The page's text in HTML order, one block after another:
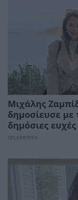
Μιχάλης
δημοσίευσε με
δημόσιες ευχές
CELEBRITIES